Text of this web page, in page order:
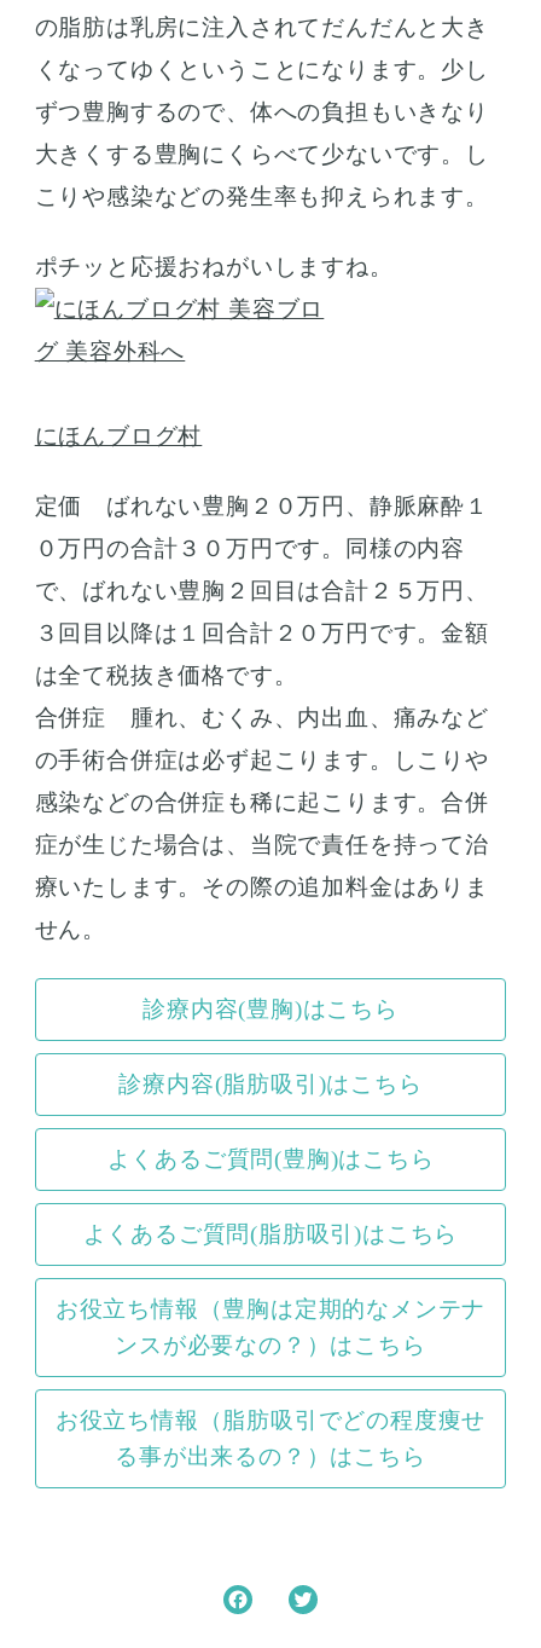
の脂肪は乳房に注入されてだんだんと大き
くなってゆくということになります。少し
ずつ豊胸するので、体への負担もいきなり
大きくする豊胸にくらべて少ないです。し
こりや感染などの発生率も抑えられます。
ポチッと応援おねがいしますね。
にほんブログ村
定価 ばれない豊胸２０万円、静脈麻酔１
０万円の合計３０万円です。同様の内容
で、ばれない豊胸２回目は合計２５万円、
３回目以降は１回合計２０万円です。金額
は全て税抜き価格です。
合併症 腫れ、むくみ、内出血、痛みなど
の手術合併症は必ず起こります。しこりや
感染などの合併症も稀に起こります。合併
症が生じた場合は、当院で責任を持って治
療いたします。その際の追加料金はありま
せん。
診療内容(豊胸)はこちら
診療内容(脂肪吸引)はこちら
よくあるご質問(豊胸)はこちら
よくあるご質問(脂肪吸引)はこちら
お役立ち情報（豊胸は定期的なメンテナ
ンスが必要なの？）はこちら
お役立ち情報（脂肪吸引でどの程度痩せ
る事が出来るの？）はこちら